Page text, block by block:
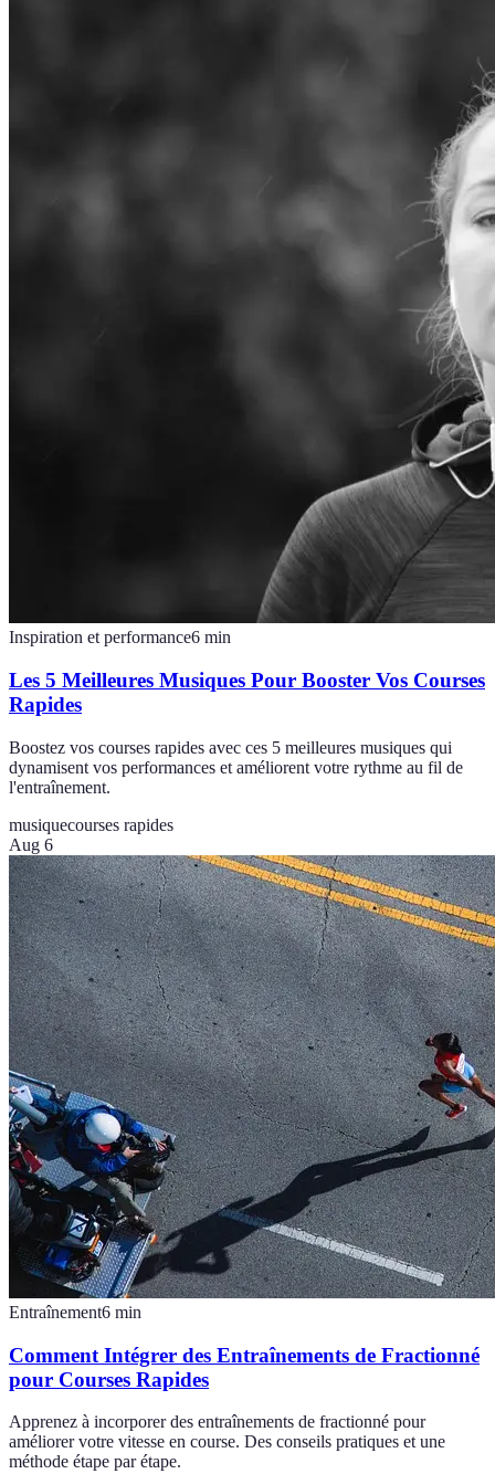
Inspiration et performance6 min
Les 5 Meilleures Musiques Pour Booster Vos Courses
Rapides
Boostez vos courses rapides avec ces 5 meilleures musiques qui
dynamisent vos performances et améliorent votre rythme au fil de
l'entraînement.
musiquecourses rapides
Aug 6
Entraînement6 min
Comment Intégrer des Entraînements de Fractionné
pour Courses Rapides
Apprenez à incorporer des entraînements de fractionné pour
améliorer votre vitesse en course. Des conseils pratiques et une
méthode étape par étape.